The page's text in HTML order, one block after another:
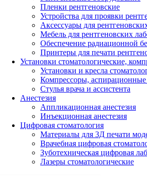
Пленки рентгеновские
Устройства для проявки
Аксессуары для
Мебель для рентгеновских
Обеспечение радиационной
Принтеры для печати
Установки стоматологические,
Установки и кресла
Компрессоры, аспирационные
Стулья врача и ассистента
Анестезия
Аппликационная анестезия
Инъекционная анестезия
Цифровая стоматология
Материалы для 3Д печати
Врачебная цифровая
Зуботехническая цифровая
Лазеры стоматологические